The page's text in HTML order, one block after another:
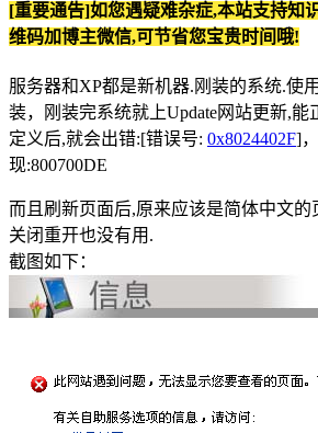
[重要通告]如您遇疑难杂症,本站支持知
维码加博主微信,可节省您宝贵时间哦!
服务器和XP都是新机器.刚装的系统.使
装，刚装完系统就上Update网站更新,能
定义后,就会出错:[错误号: 0x8024402F]
现:800700DE
而且刷新页面后,原来应该是简体中文的
关闭重开也没有用.
截图如下：